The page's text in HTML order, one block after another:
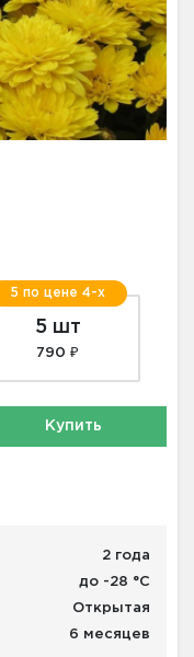
5 по цене 4-х
5 шт
790 ₽
Купить
2 года
до -28 °С
Открытая
6 месяцев